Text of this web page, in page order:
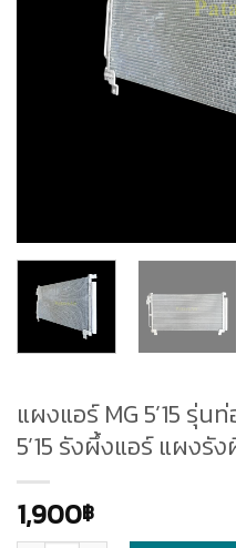
แผงแอร์ MG 5’15 รุ่
5’15 รังผึ้งแอร์ แผง
1,900฿